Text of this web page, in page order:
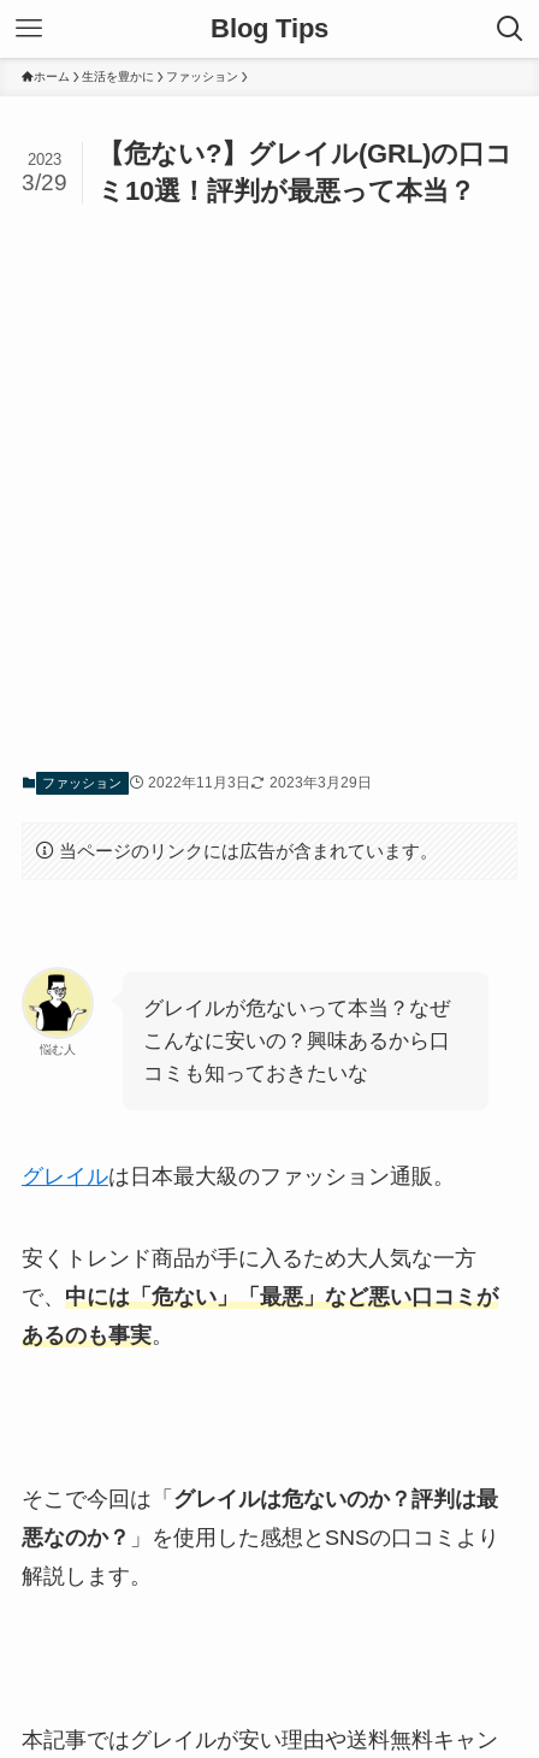
Blog Tips
ホーム 生活を豊かに ファッション
【危ない?】グレイル(GRL)の口コ
ミ10選！評判が最悪って本当？
2023
3/29
ファッション 2022年11月3日 2023年3月29日
当ページのリンクには広告が含まれています。
悩む人
グレイルが危ないって本当？なぜ
こんなに安いの？興味あるから口
コミも知っておきたいな
グレイルは日本最大級のファッション通販。
安くトレンド商品が手に入るため大人気な一方
で、 中には「危ない」「最悪」など悪い口コミが
あるのも事実。
そこで今回は「 グレイルは危ないのか？評判は最
悪なのか？ 」を使用した感想とSNSの口コミより
解説します。
本記事ではグレイルが安い理由や送料無料キャン